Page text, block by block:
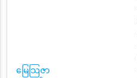
မြေသြဇာ